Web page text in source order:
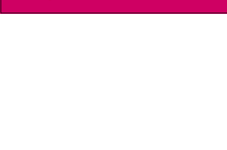
T. +41 (0)22 379 71 11